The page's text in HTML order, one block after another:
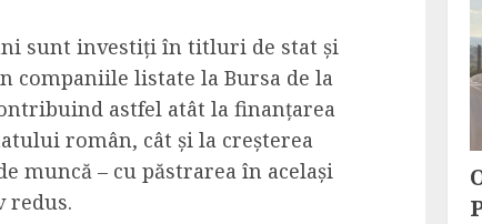
sunt investiți în titluri de stat și
companiile listate la Bursa de la
astfel atât la finanțarea
român, cât și la creșterea
muncă – cu păstrarea în același
redus.